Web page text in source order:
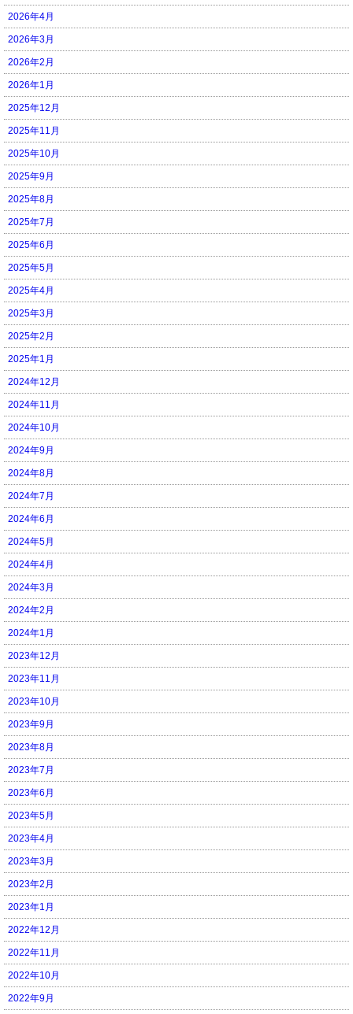
2026年4月
2026年3月
2026年2月
2026年1月
2025年12月
2025年11月
2025年10月
2025年9月
2025年8月
2025年7月
2025年6月
2025年5月
2025年4月
2025年3月
2025年2月
2025年1月
2024年12月
2024年11月
2024年10月
2024年9月
2024年8月
2024年7月
2024年6月
2024年5月
2024年4月
2024年3月
2024年2月
2024年1月
2023年12月
2023年11月
2023年10月
2023年9月
2023年8月
2023年7月
2023年6月
2023年5月
2023年4月
2023年3月
2023年2月
2023年1月
2022年12月
2022年11月
2022年10月
2022年9月